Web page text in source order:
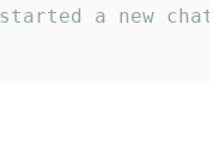
a new